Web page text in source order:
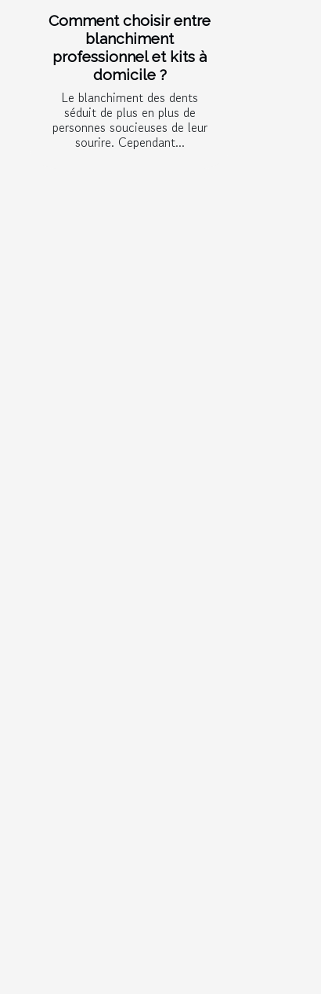
Comment choisir entre
blanchiment
professionnel et kits à
domicile ?
Le blanchiment des dents
séduit de plus en plus de
personnes soucieuses de leur
sourire. Cependant...